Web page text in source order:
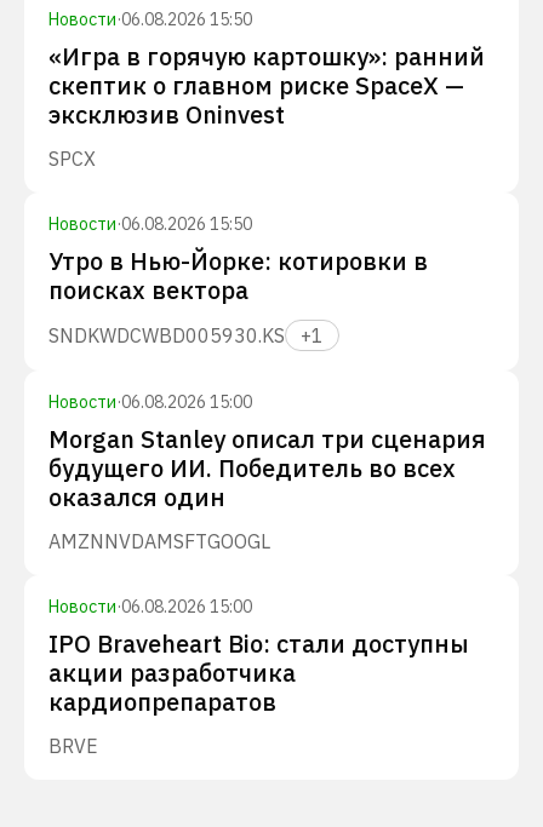
Новости·06.08.2026 15:50
«Игра в горячую картошку»: ранний
скептик о главном риске SpaceX —
эксклюзив Oninvest
SPCX
Новости·06.08.2026 15:50
Утро в Нью-Йорке: котировки в
поисках вектора
SNDKWDCWBD005930.KS +1
Новости·06.08.2026 15:00
Morgan Stanley описал три сценария
будущего ИИ. Победитель во всех
оказался один
AMZNNVDAMSFTGOOGL
Новости·06.08.2026 15:00
IPO Braveheart Bio: стали доступны
акции разработчика
кардиопрепаратов
BRVE